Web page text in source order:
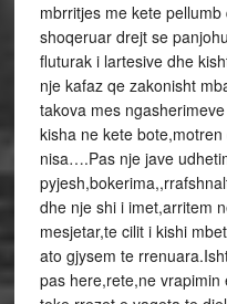
mbrritjes me kete
shoqeruar drejt se
fluturak i lartesive dhe
nje kafaz qe zakonisht
takova mes
kisha ne kete
nisa….Pas nje jave
dhe nje shi i imet,arritem
mesjetar,te cilit i kishi
ato gjysem te
pas here,rete,ne